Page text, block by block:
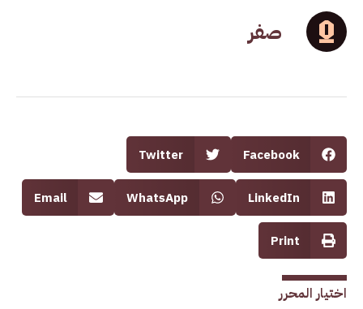
صفر
Facebook
Twitter
LinkedIn
WhatsApp
Email
Print
اختيار المحرر